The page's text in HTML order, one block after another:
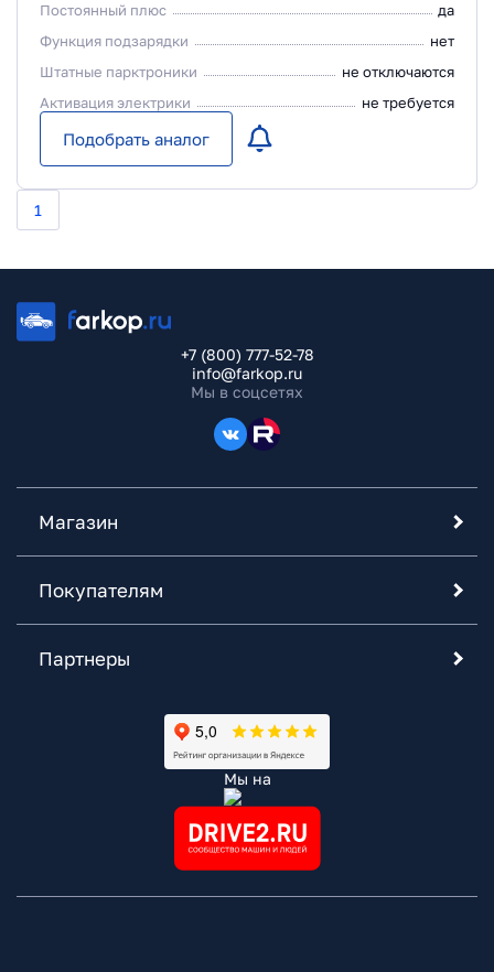
Постоянный плюс
да
Функция подзарядки
нет
Штатные парктроники
не отключаются
Активация электрики
не требуется
Подобрать аналог
1
+7 (800) 777-52-78
info@farkop.ru
Мы в соцсетях
Магазин
Покупателям
Партнеры
Мы на